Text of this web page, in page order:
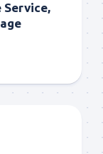
Service,